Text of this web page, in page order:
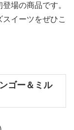
場の商品です。
イーツをぜひこ
ゴー＆ミル